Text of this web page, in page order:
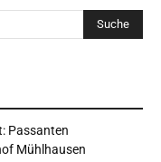
Passanten
Mühlhausen